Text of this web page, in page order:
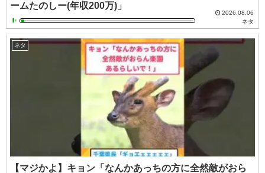
ームたのしー(年収200万)」
2026.08.06
ネタ
ネタ
【マジかよ】キョン「なんかあっちの方に全然敵がおら